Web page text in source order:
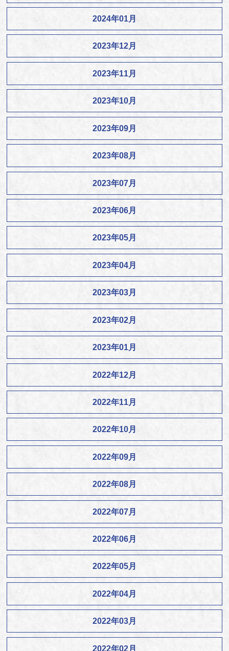
2024年01月
2023年12月
2023年11月
2023年10月
2023年09月
2023年08月
2023年07月
2023年06月
2023年05月
2023年04月
2023年03月
2023年02月
2023年01月
2022年12月
2022年11月
2022年10月
2022年09月
2022年08月
2022年07月
2022年06月
2022年05月
2022年04月
2022年03月
2022年02月